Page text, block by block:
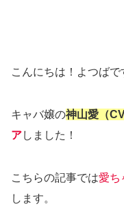
こんにちは！よつばで
キャバ嬢の神山愛（
アしました！
こちらの記事では愛ち
します。